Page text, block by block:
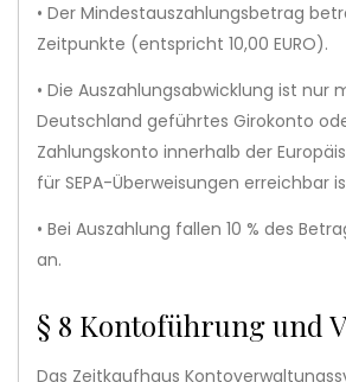
• Der Mindestauszahlungsbetrag
Zeitpunkte (entspricht 10,00 EURO).
• Die Auszahlungsabwicklung ist nur
Deutschland geführtes Girokonto
Zahlungskonto innerhalb der
für SEPA-Überweisungen erreichbar
• Bei Auszahlung fallen 10 % des
an.
§ 8 Kontoführung und
Das Zeitkaufhaus